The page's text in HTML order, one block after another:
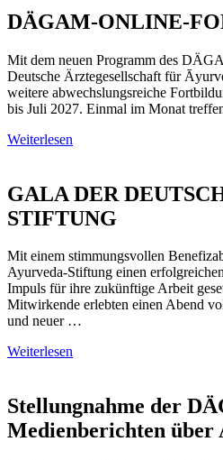
DÄGAM-ONLINE-
Mit dem neuen Programm des
Deutsche Ärztegesellschaft für
weitere abwechslungsreiche
bis Juli 2027. Einmal im Monat
Weiterlesen
GALA DER
STIFTUNG
Mit einem stimmungsvollen
Ayurveda-Stiftung einen
Impuls für ihre zukünftige Arbeit
Mitwirkende erlebten einen Abend
und neuer …
Weiterlesen
Stellungnahme der
Medienberichten über